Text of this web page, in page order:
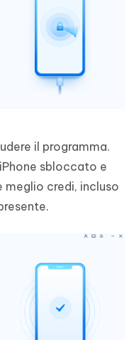
il programma.
sbloccato e
credi, incluso